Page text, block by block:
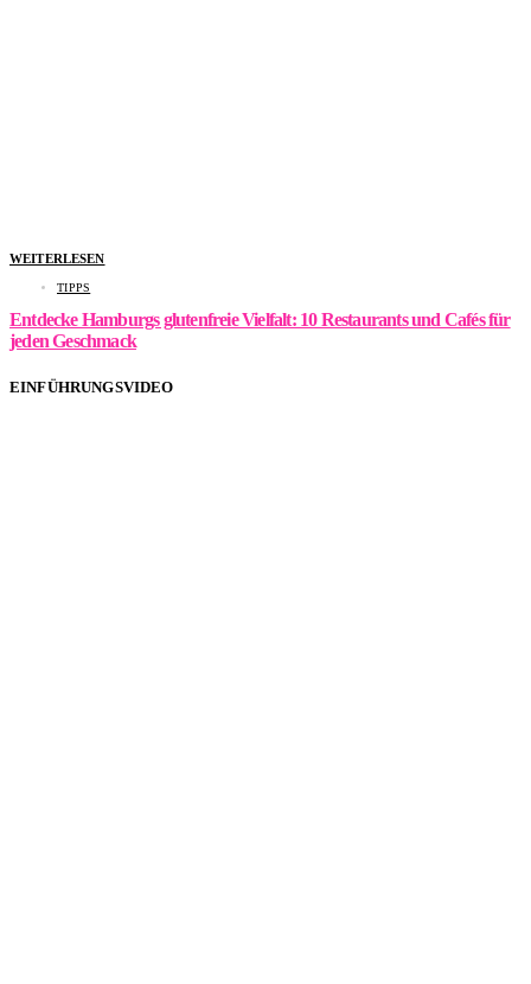
WEITERLESEN
TIPPS
Entdecke Hamburgs glutenfreie Vielfalt: 10 Restaurants und Cafés für
jeden Geschmack
EINFÜHRUNGSVIDEO